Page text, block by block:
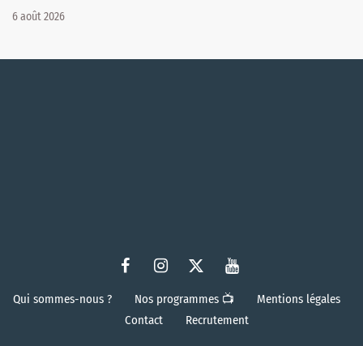
6 août 2026
Qui sommes-nous ? Nos programmes 📺
Mentions légales
Contact
Recrutement